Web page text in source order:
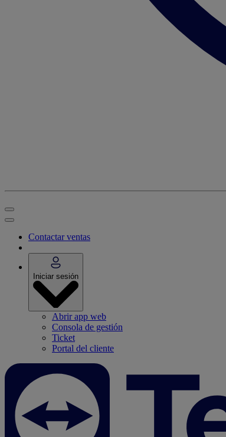
Contactar ventas
Iniciar sesión
Abrir app web
Consola de gestión
Ticket
Portal del cliente